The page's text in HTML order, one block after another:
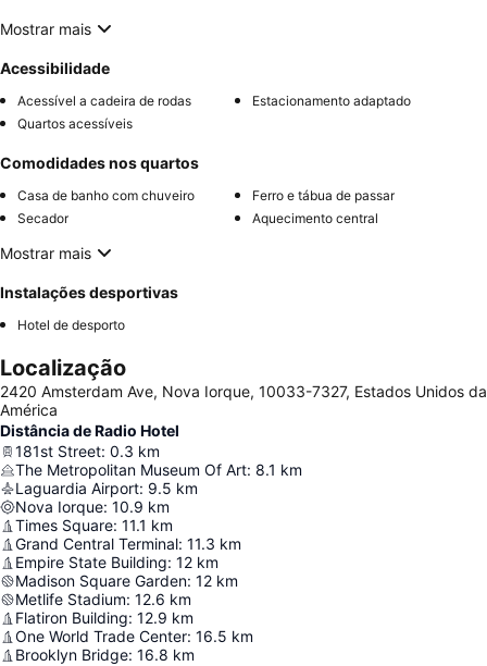
Mostrar mais
Acessibilidade
Acessível a cadeira de rodas
Estacionamento adaptado
Quartos acessíveis
Comodidades nos quartos
Casa de banho com chuveiro
Ferro e tábua de passar
Secador
Aquecimento central
Mostrar mais
Instalações desportivas
Hotel de desporto
Localização
2420 Amsterdam Ave, Nova Iorque, 10033-7327, Estados Unidos da
América
Distância de Radio Hotel
181st Street: 0.3 km
The Metropolitan Museum Of Art: 8.1 km
Laguardia Airport: 9.5 km
Nova Iorque: 10.9 km
Times Square: 11.1 km
Grand Central Terminal: 11.3 km
Empire State Building: 12 km
Madison Square Garden: 12 km
Metlife Stadium: 12.6 km
Flatiron Building: 12.9 km
One World Trade Center: 16.5 km
Brooklyn Bridge: 16.8 km